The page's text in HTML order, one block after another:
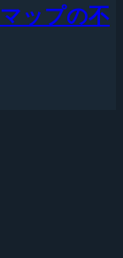
ップの不